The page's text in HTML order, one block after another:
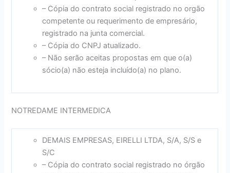
– Cópia do contrato social registrado no orgão
competente ou requerimento de empresário,
registrado na junta comercial.
– Cópia do CNPJ atualizado.
– Não serão aceitas propostas em que o(a)
sócio(a) não esteja incluído(a) no plano.
NOTREDAME INTERMEDICA
DEMAIS EMPRESAS, EIRELLI LTDA, S/A, S/S e
S/C
– Cópia do contrato social registrado no órgão